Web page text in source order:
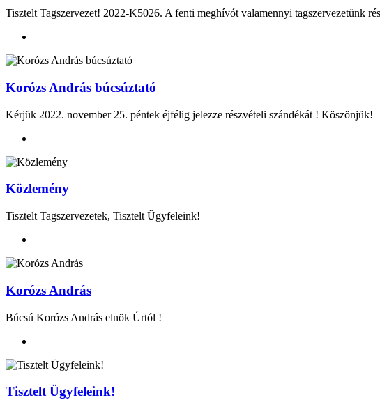
Tisztelt Tagszervezet! 2022-K5026. A fenti meghívót valamennyi tagszervezetünk
Korózs András búcsúztató
Kérjük 2022. november 25. péntek éjfélig jelezze részvételi szándékát ! Köszönjük!
Közlemény
Tisztelt Tagszervezetek, Tisztelt Ügyfeleink!
Korózs András
Búcsú Korózs András elnök Úrtól !
Tisztelt Ügyfeleink!